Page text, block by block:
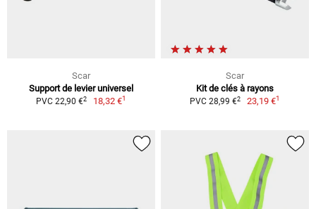
Scar
Support de levier universel
PVC 22,90 €2 18,32 €1
Scar
Kit de clés à rayons
PVC 28,99 €2 23,19 €1